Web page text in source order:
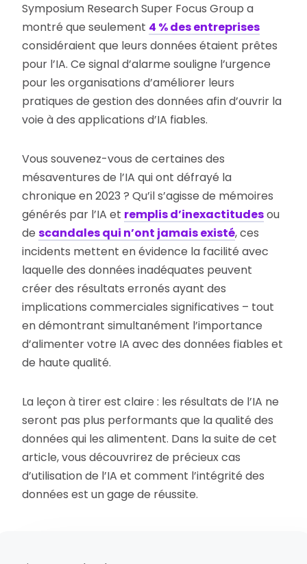
Symposium Research Super Focus Group a
montré que seulement 4 % des entreprises
considéraient que leurs données étaient prêtes
pour l’IA. Ce signal d’alarme souligne l’urgence
pour les organisations d’améliorer leurs
pratiques de gestion des données afin d’ouvrir la
voie à des applications d’IA fiables.
Vous souvenez-vous de certaines des
mésaventures de l’IA qui ont défrayé la
chronique en 2023 ? Qu’il s’agisse de mémoires
générés par l’IA et remplis d’inexactitudesou
descandales qui n’ont jamais existé, ces
incidents mettent en évidence la facilité avec
laquelle des données inadéquates peuvent
créer des résultats erronés ayant des
implications commerciales significatives – tout
en démontrant simultanément l’importance
d’alimenter votre IA avec des données fiables et
de haute qualité.
La leçon à tirer est claire : les résultats de l’IA ne
seront pas plus performants que la qualité des
données qui les alimentent. Dans la suite de cet
article, vous découvrirez de précieux cas
d’utilisation de l’IA et comment l’intégrité des
données est un gage de réussite.